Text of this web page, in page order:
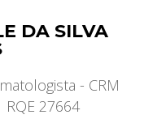
DA SILVA
- CRM
27664